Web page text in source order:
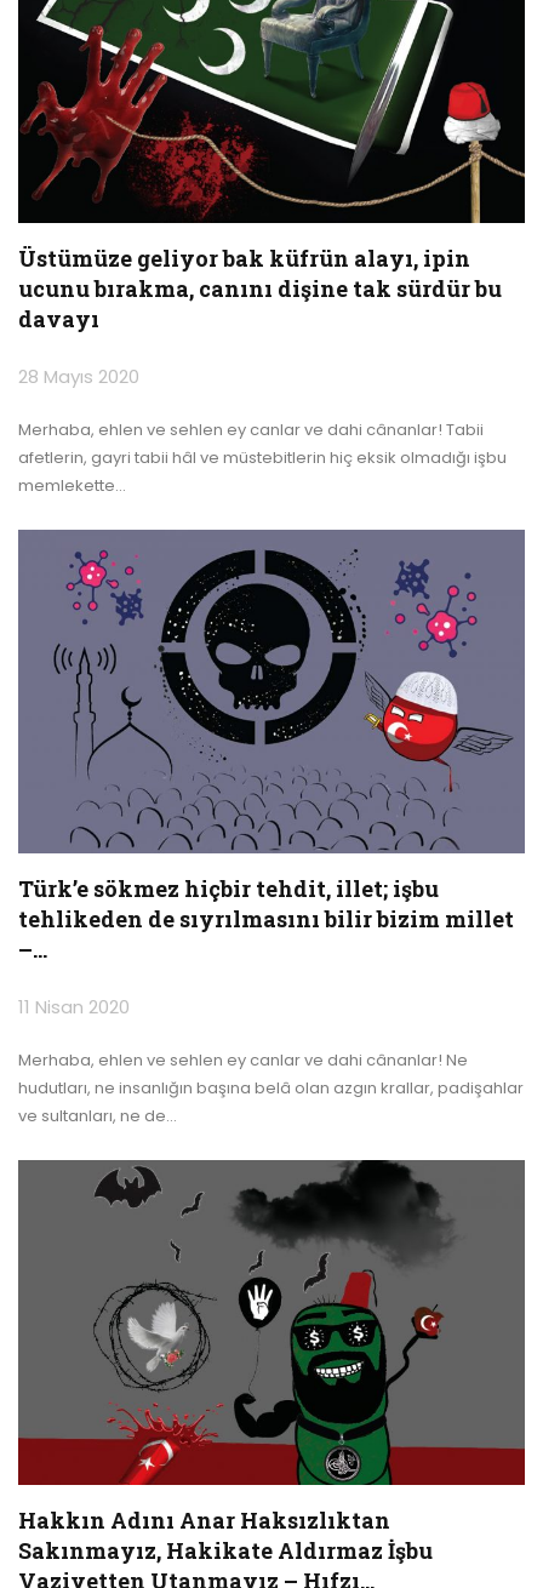
Üstümüze geliyor bak küfrün alayı, ipin
ucunu bırakma, canını dişine tak sürdür bu
davayı
28 Mayıs 2020
Merhaba, ehlen ve sehlen ey canlar ve dahi cânanlar! Tabii
afetlerin, gayri tabii hâl ve müstebitlerin hiç eksik olmadığı işbu
memlekette…
Türk’e sökmez hiçbir tehdit, illet; işbu
tehlikeden de sıyrılmasını bilir bizim millet
–…
11 Nisan 2020
Merhaba, ehlen ve sehlen ey canlar ve dahi cânanlar! Ne
hudutları, ne insanlığın başına belâ olan azgın krallar, padişahlar
ve sultanları, ne de…
Hakkın Adını Anar Haksızlıktan
Sakınmayız, Hakikate Aldırmaz İşbu
Vaziyetten Utanmayız – Hıfzı…